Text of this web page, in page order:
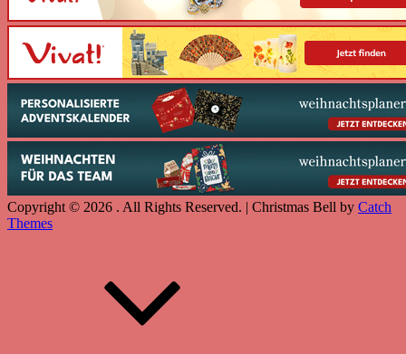
Copyright © 2026 . All Rights Reserved. | Christmas Bell by Catch
Themes